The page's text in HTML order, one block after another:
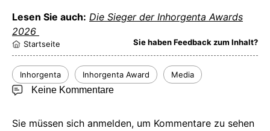
Lesen Sie auch: Die Sieger der Inhorgenta Awards
2026
Startseite Sie haben Feedback zum Inhalt?
Inhorgenta Inhorgenta Award Media
Keine Kommentare
Sie müssen sich anmelden, um Kommentare zu sehen